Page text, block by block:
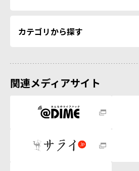
カテゴリから探す
関連メディアサイト